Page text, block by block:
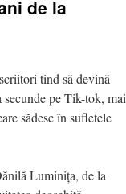
de la
tind să devină
pe Tik-tok, mai
sădesc în sufletele
Luminița, de la